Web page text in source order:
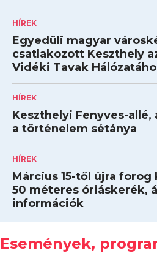
HÍREK
Egyedüli magyar
csatlakozott Keszthely
Vidéki Tavak
HÍREK
Keszthelyi Fenyves-allé,
a történelem sétánya
HÍREK
Március 15-től újra forog
50 méteres óriáskerék,
információk
Események,